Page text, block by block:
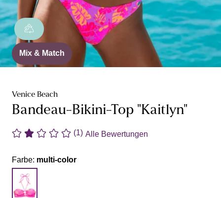
Mix & Match
Venice Beach
Bandeau-Bikini-Top "Kaitlyn"
(1) Alle Bewertungen
Farbe: multi-color